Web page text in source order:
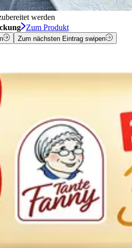
werden
Zum Produkt
Zum nächsten Eintrag swipen